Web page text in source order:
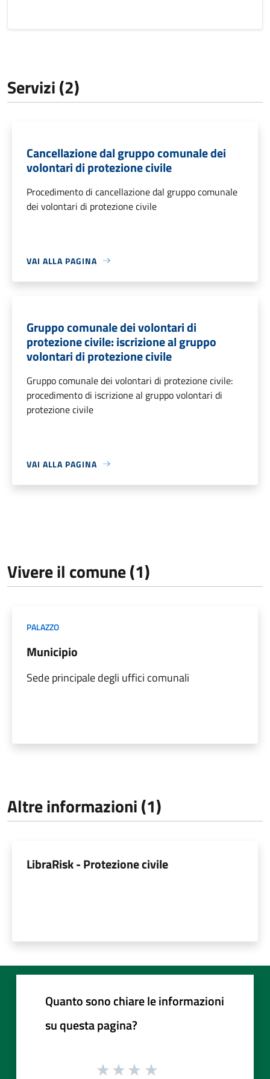
Servizi (2)
Cancellazione dal gruppo comunale dei
volontari di protezione civile
Procedimento di cancellazione dal gruppo comunale
dei volontari di protezione civile
VAI ALLA PAGINA
Gruppo comunale dei volontari di
protezione civile: iscrizione al gruppo
volontari di protezione civile
Gruppo comunale dei volontari di protezione civile:
procedimento di iscrizione al gruppo volontari di
protezione civile
VAI ALLA PAGINA
Vivere il comune (1)
PALAZZO
Municipio
Sede principale degli uffici comunali
Altre informazioni (1)
LibraRisk - Protezione civile
Quanto sono chiare le informazioni
su questa pagina?